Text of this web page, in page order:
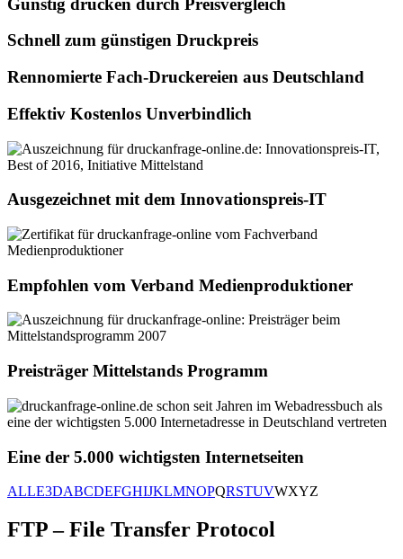
Günstig drucken durch Preisvergleich
Schnell zum günstigen Druckpreis
Rennomierte Fach-Druckereien aus Deutschland
Effektiv Kostenlos Unverbindlich
Ausgezeichnet mit dem Innovationspreis-IT
Empfohlen vom Verband Medienproduktioner
Preisträger Mittelstands Programm
Eine der 5.000 wichtigsten Internetseiten
ALLE3DABCDEFGHIJKLMNOPQRSTUVWXYZ
FTP – File Transfer Protocol